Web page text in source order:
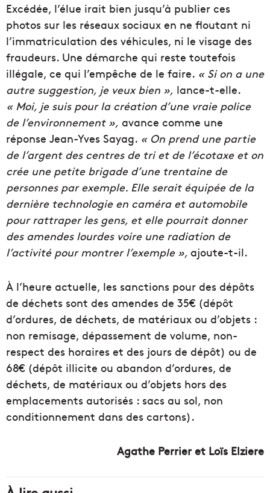
Excédée, l’élue irait bien jusqu’à publier ces
photos sur les réseaux sociaux en ne floutant ni
l’immatriculation des véhicules, ni le visage des
fraudeurs. Une démarche qui reste toutefois
illégale, ce qui l’empêche de le faire. « Si on a une
autre suggestion, je veux bien », lance-t-elle.
« Moi, je suis pour la création d’une vraie police
de l’environnement », avance comme une
réponse Jean-Yves Sayag. « On prend une partie
de l’argent des centres de tri et de l’écotaxe et on
crée une petite brigade d’une trentaine de
personnes par exemple. Elle serait équipée de la
dernière technologie en caméra et automobile
pour rattraper les gens, et elle pourrait donner
des amendes lourdes voire une radiation de
l’activité pour montrer l’exemple », ajoute-t-il.
À l’heure actuelle, les sanctions pour des dépôts
de déchets sont des amendes de 35€ (dépôt
d’ordures, de déchets, de matériaux ou d’objets :
non remisage, dépassement de volume, non-
respect des horaires et des jours de dépôt) ou de
68€ (dépôt illicite ou abandon d’ordures, de
déchets, de matériaux ou d’objets hors des
emplacements autorisés : sacs au sol, non
conditionnement dans des cartons).
Agathe Perrier et Loïs Elziere